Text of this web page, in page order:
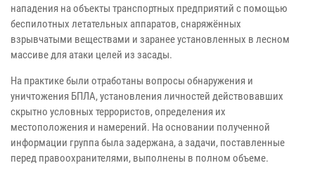
нападения на объекты транспортных предприятий с помощью
беспилотных летательных аппаратов, снаряжённых
взрывчатыми веществами и заранее установленных в лесном
массиве для атаки целей из засады.
На практике были отработаны вопросы обнаружения и
уничтожения БПЛА, установления личностей действовавших
скрытно условных террористов, определения их
местоположения и намерений. На основании полученной
информации группа была задержана, а задачи, поставленные
перед правоохранителями, выполнены в полном объеме.